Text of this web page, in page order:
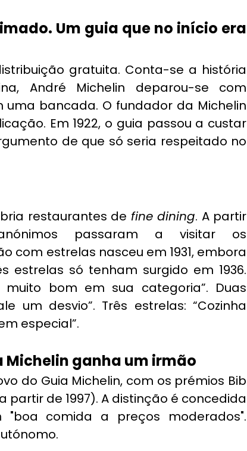
Um guia que no início era
gratuita. Conta-se a história
André Michelin deparou-se com
bancada. O fundador da Michelin
Em 1922, o guia passou a custar
de que só seria respeitado no
restaurantes de fine dining. A partir
passaram a visitar os
com estrelas nasceu em 1931, embora
estrelas só tenham surgido em 1936.
muito bom em sua categoria”. Duas
um desvio”. Três estrelas: “Cozinha
especial”.
Michelin ganha um irmão
do Guia Michelin, com os prémios Bib
de 1997). A distinção é concedida
"boa comida a preços moderados".